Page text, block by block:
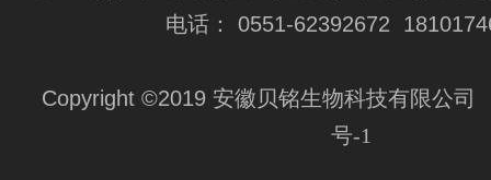
电话： 0551-62392672
Copyright ©2019 安徽贝铭生物科技有限公司
号-1